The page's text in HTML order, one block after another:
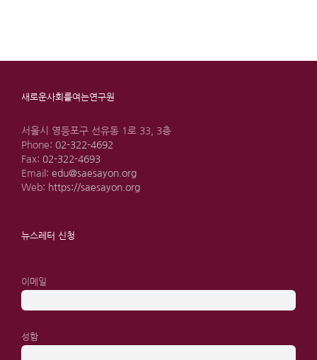
새로운사회를여는연구원
서울시 영등포구 선유동 1로 33, 3층
Phone: 02-322-4692
Fax: 02-322-4693
Email: edu@saesayon.org
Web: https://saesayon.org
뉴스레터 신청
이메일
성함